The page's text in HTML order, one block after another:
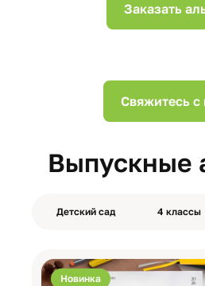
Заказать
Свяжитесь с
Выпускные
Детский сад 4 классы
Новинка